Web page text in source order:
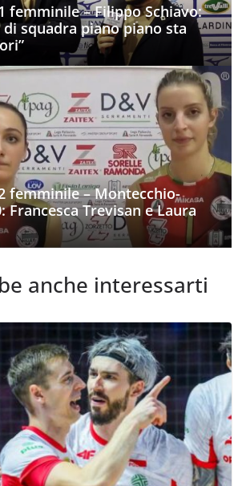
femminile – Filippo Schiavo:
squadra piano piano sta
femminile – Montecchio-
Francesca Trevisan e Laura
anche interessarti